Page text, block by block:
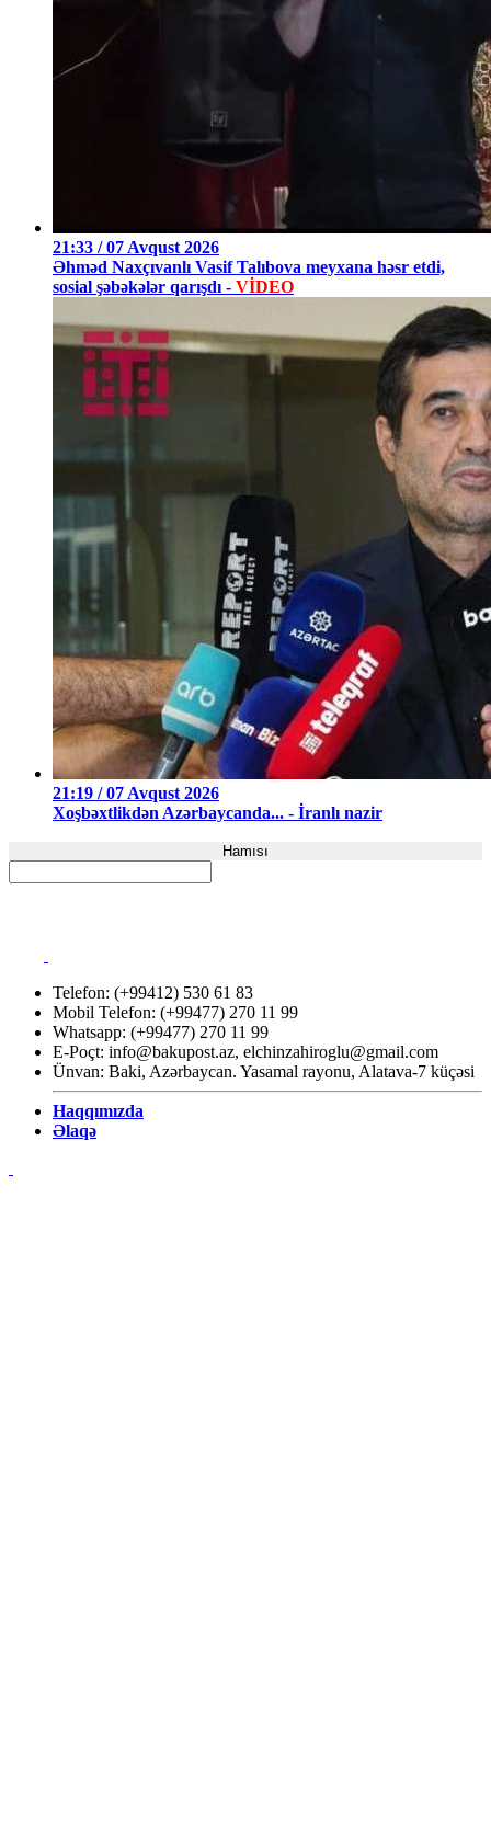
21:33 / 07 Avqust 2026
Əhməd Naxçıvanlı Vasif Talıbova meyxana həsr etdi,
sosial şəbəkələr qarışdı - VİDEO
21:19 / 07 Avqust 2026
Xoşbəxtlikdən Azərbaycanda... - İranlı nazir
Hamısı
Telefon: (+99412) 530 61 83
Mobil Telefon: (+99477) 270 11 99
Whatsapp: (+99477) 270 11 99
E-Poçt: info@bakupost.az, elchinzahiroglu@gmail.com
Ünvan: Baki, Azərbaycan. Yasamal rayonu, Alatava-7 küçəsi
Haqqımızda
Əlaqə